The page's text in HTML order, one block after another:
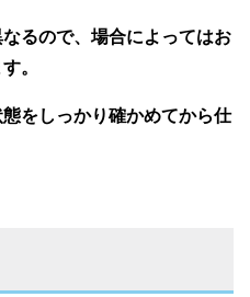
るので、場合によってはお
。
をしっかり確かめてから仕